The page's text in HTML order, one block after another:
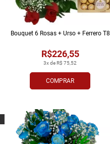
COMPRAR
3x de R$ 75,52
R$226,55
Bouquet 6 Rosas + Urso + Ferrero T8